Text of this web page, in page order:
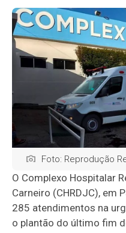
Foto: Reprodução
O Complexo Hospitalar
Carneiro (CHRDJC), em
285 atendimentos na
o plantão do último fim